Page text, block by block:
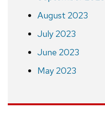
August 2023
July 2023
June 2023
May 2023